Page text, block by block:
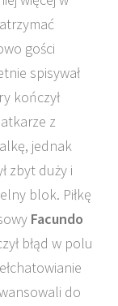
gości
spisywał
kończył
z
jednak
zbyt duży i
blok. Piłkę
Facundo
błąd w polu
do